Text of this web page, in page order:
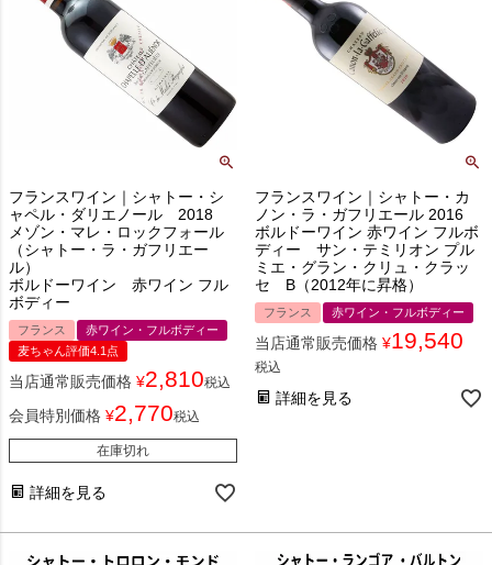
フランスワイン｜シャトー・シ
ャペル・ダリエノール 2018
メゾン・マレ・ロックフォール
（シャトー・ラ・ガフリエー
ル）
ボルドーワイン 赤ワイン フル
ボディー
フランス
赤ワイン・フルボディー
麦ちゃん評価4.1点
当店通常販売価格 ¥2,810税込
会員特別価格 ¥2,770税込
在庫切れ
詳細を見る
フランスワイン｜シャトー・カ
ノン・ラ・ガフリエール 2016
ボルドーワイン 赤ワイン フルボ
ディー サン・テミリオン プル
ミエ・グラン・クリュ・クラッ
セ B（2012年に昇格）
フランス 赤ワイン・フルボディー
当店通常販売価格 ¥19,540
税込
詳細を見る